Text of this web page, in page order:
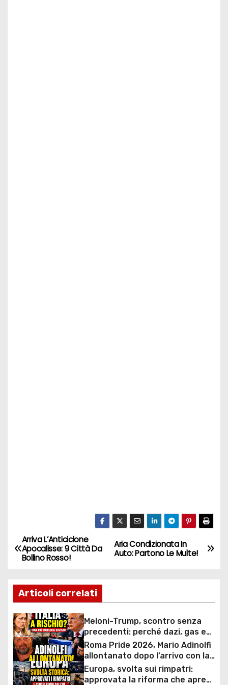
N
a
v
i
g
a
z
Aria Condizionata In
Auto: Partono Le Multe!
Arriva L’Anticiclone
Apocalisse: 9 Città Da
Bollino Rosso!
Articoli correlati
Meloni-Trump, scontro senza
precedenti: perché dazi, gas e
rapporti diplomatici possono
costare caro all’Italia
Roma Pride 2026, Mario Adinolfi
allontanato dopo l’arrivo con la
bandiera di Israele: scontro
politico e polemiche sui diritti
Europa, svolta sui rimpatri:
approvata la riforma che apre